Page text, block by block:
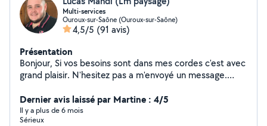
Multi-services
Ouroux-sur-Saône (Ouroux-sur-Saône)
4,5/5 (91 avis)
Présentation
Bonjour, Si vos besoins sont dans mes cordes c'est avec
grand plaisir. N'hesitez pas a m'envoyé un message.
Dernier avis laissé par Martine : 4/5
Il y a plus de 6 mois
Sérieux